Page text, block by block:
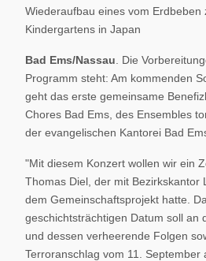
Wiederaufbau eines vom Erdbeben
Kindergartens in Japan
Bad Ems/Nassau . Die
Programm steht: Am kommenden
geht das erste gemeinsame
Chores Bad Ems, des Ensembles
der evangelischen Kantorei Bad
"Mit diesem Konzert wollen wir ein
Thomas Diel, der mit Bezirkskantor
dem Gemeinschaftsprojekt hatte.
geschichtsträchtigen Datum soll an
und dessen verheerende Folgen
Terroranschlag vom 11. September